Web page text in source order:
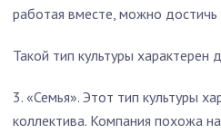
работая вместе, можно достичь
Такой тип культуры характерен
3. «Семья». Этот тип культуры
коллектива. Компания похожа